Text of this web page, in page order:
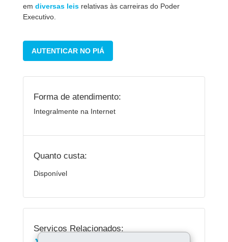
em diversas leis relativas às carreiras do Poder
Executivo.
AUTENTICAR NO PIÁ
Forma de atendimento:
Integralmente na Internet
Quanto custa:
Disponível
Serviços Relacionados: